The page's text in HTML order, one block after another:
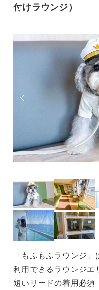
付けラウンジ）
「もふもふラウンジ
利用できるラウンジ
短いリードの着用必須